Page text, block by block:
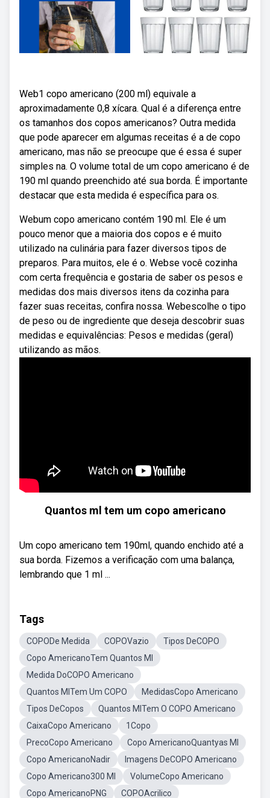
Web1 copo americano (200 ml) equivale a
aproximadamente 0,8 xícara. Qual é a diferença entre
os tamanhos dos copos americanos? Outra medida
que pode aparecer em algumas receitas é a de copo
americano, mas não se preocupe que é essa é super
simples na. O volume total de um copo americano é de
190 ml quando preenchido até sua borda. É importante
destacar que esta medida é específica para os.
Webum copo americano contém 190 ml. Ele é um
pouco menor que a maioria dos copos e é muito
utilizado na culinária para fazer diversos tipos de
preparos. Para muitos, ele é o. Webse você cozinha
com certa frequência e gostaria de saber os pesos e
medidas dos mais diversos itens da cozinha para
fazer suas receitas, confira nossa. Webescolhe o tipo
de peso ou de ingrediente que deseja descobrir suas
medidas e equivalências: Pesos e medidas (geral)
utilizando as mãos.
Quantos ml tem um copo americano
Um copo americano tem 190ml, quando enchido até a
sua borda. Fizemos a verificação com uma balança,
lembrando que 1 ml ...
Tags
COPODe Medida COPOVazio
Tipos DeCOPO
Copo AmericanoTem Quantos Ml
Medida DoCOPO Americano
Quantos MlTem Um COPO
MedidasCopo Americano
Tipos DeCopos
Quantos MlTem O COPO Americano
CaixaCopo Americano
1Copo
PrecoCopo Americano
Copo AmericanoQuantyas Ml
Copo AmericanoNadir
Imagens DeCOPO Americano
Copo Americano300 Ml
VolumeCopo Americano
Copo AmericanoPNG
COPOAcrilico